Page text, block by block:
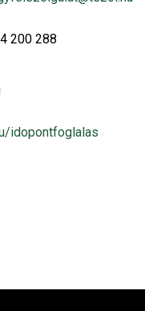
200 288
idopontfoglalas